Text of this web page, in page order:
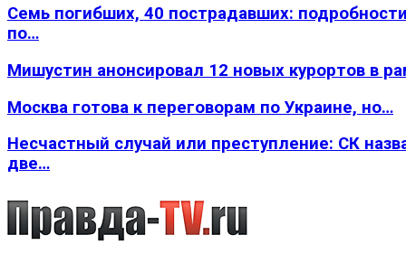
Семь погибших, 40 пострадавших:
по…
Мишустин анонсировал 12 новых курортов в
Москва готова к переговорам по Украине, но…
Несчастный случай или преступление: СК
две…